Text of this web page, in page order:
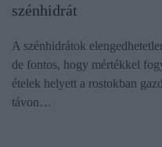
szénhidrát
A szénhidrátok
de fontos, hogy mértékkel
ételek helyett a rostokban
távon…